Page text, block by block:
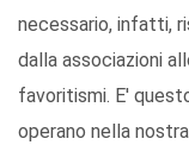
necessario, infatti,
dalla associazioni
favoritismi. E'
operano nella